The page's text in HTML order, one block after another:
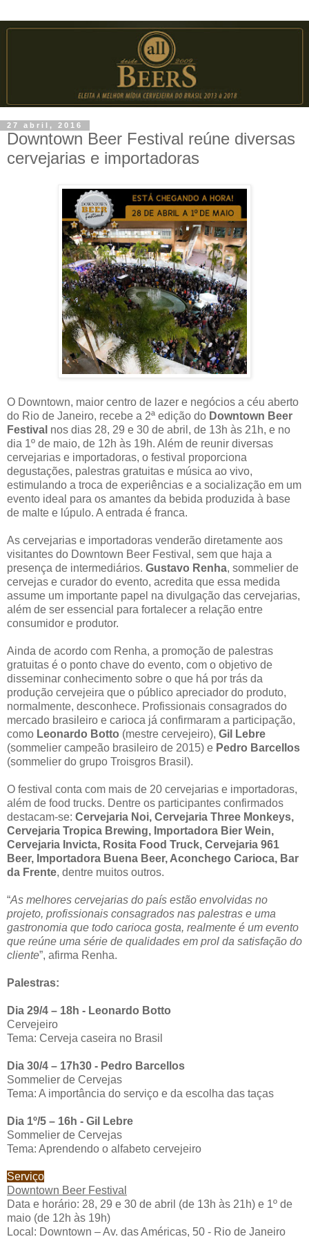
27 abril, 2016
Downtown Beer Festival reúne diversas
cervejarias e importadoras
O Downtown, maior centro de lazer e negócios a céu aberto
do Rio de Janeiro, recebe a 2ª edição do Downtown Beer
Festival nos dias 28, 29 e 30 de abril, de 13h às 21h, e no
dia 1º de maio, de 12h às 19h. Além de reunir diversas
cervejarias e importadoras, o festival proporciona
degustações, palestras gratuitas e música ao vivo,
estimulando a troca de experiências e a socialização em um
evento ideal para os amantes da bebida produzida à base
de malte e lúpulo. A entrada é franca.
As cervejarias e importadoras venderão diretamente aos
visitantes do Downtown Beer Festival, sem que haja a
presença de intermediários. Gustavo Renha, sommelier de
cervejas e curador do evento, acredita que essa medida
assume um importante papel na divulgação das cervejarias,
além de ser essencial para fortalecer a relação entre
consumidor e produtor.
Ainda de acordo com Renha, a promoção de palestras
gratuitas é o ponto chave do evento, com o objetivo de
disseminar conhecimento sobre o que há por trás da
produção cervejeira que o público apreciador do produto,
normalmente, desconhece. Profissionais consagrados do
mercado brasileiro e carioca já confirmaram a participação,
como Leonardo Botto (mestre cervejeiro), Gil Lebre
(sommelier campeão brasileiro de 2015) e Pedro Barcellos
(sommelier do grupo Troisgros Brasil).
O festival conta com mais de 20 cervejarias e importadoras,
além de food trucks. Dentre os participantes confirmados
destacam-se: Cervejaria Noi, Cervejaria Three Monkeys,
Cervejaria Tropica Brewing, Importadora Bier Wein,
Cervejaria Invicta, Rosita Food Truck, Cervejaria 961
Beer, Importadora Buena Beer, Aconchego Carioca, Bar
da Frente, dentre muitos outros.
“As melhores cervejarias do país estão envolvidas no
projeto, profissionais consagrados nas palestras e uma
gastronomia que todo carioca gosta, realmente é um evento
que reúne uma série de qualidades em prol da satisfação do
cliente”, afirma Renha.
Palestras:
Dia 29/4 – 18h - Leonardo Botto
Cervejeiro
Tema: Cerveja caseira no Brasil
Dia 30/4 – 17h30 - Pedro Barcellos
Sommelier de Cervejas
Tema: A importância do serviço e da escolha das taças
Dia 1º/5 – 16h - Gil Lebre
Sommelier de Cervejas
Tema: Aprendendo o alfabeto cervejeiro
Serviço
Downtown Beer Festival
Data e horário: 28, 29 e 30 de abril (de 13h às 21h) e 1º de
maio (de 12h às 19h)
Local: Downtown – Av. das Américas, 50 - Rio de Janeiro